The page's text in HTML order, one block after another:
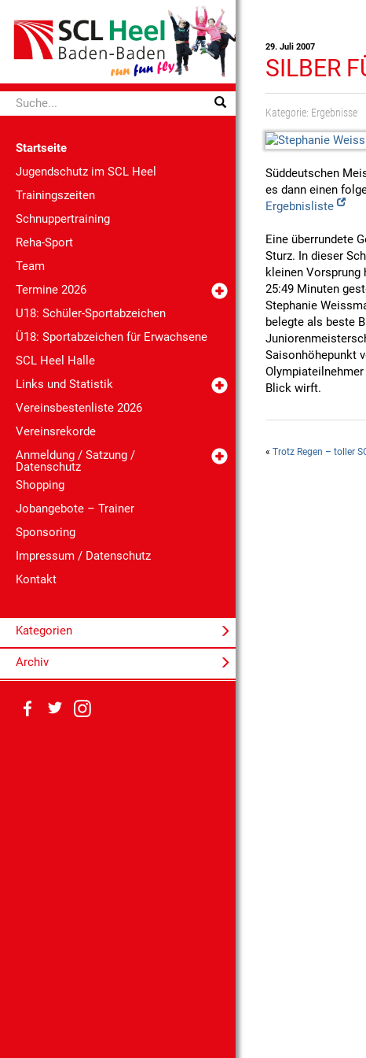
Startseite
Jugendschutz im SCL Heel
Trainingszeiten
Schnuppertraining
Reha-Sport
Team
Termine 2026
U18: Schüler-Sportabzeichen
Ü18: Sportabzeichen für Erwachsene
SCL Heel Halle
Links und Statistik
Vereinsbestenliste 2026
Vereinsrekorde
Anmeldung / Satzung /
Datenschutz
Shopping
Jobangebote – Trainer
Sponsoring
Impressum / Datenschutz
Kontakt
Kategorien
Archiv
29. Juli 2007
SILBER
Kategorie: Ergebnisse
Süddeutschen
es dann einen
Ergebnisliste
Eine überrundete
Sturz. In dieser
kleinen Vorsprung
25:49 Minuten
Stephanie
belegte als beste
Saisonhöhepunkt
Blick wirft.
« Trotz Regen – toller